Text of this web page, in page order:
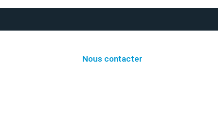
Nous contacter